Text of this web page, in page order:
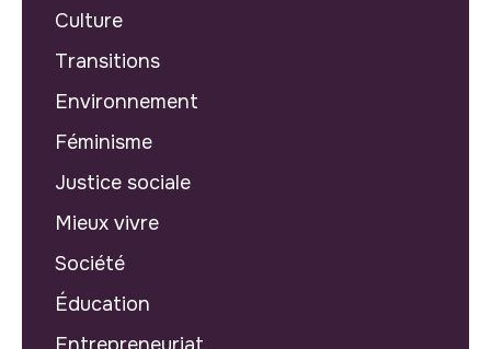
Culture
Transitions
Environnement
Féminisme
Justice sociale
Mieux vivre
Société
Éducation